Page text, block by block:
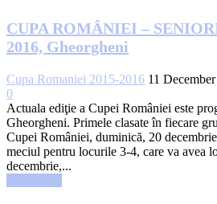
CUPA ROMÂNIEI –
2016, Gheorgheni
Cupa Romaniei 2015-2016 11
0
Actuala ediţie a Cupei României este
Gheorgheni. Primele clasate în fiecare
Cupei României, duminică, 20
meciul pentru locurile 3-4, care va avea
decembrie,...